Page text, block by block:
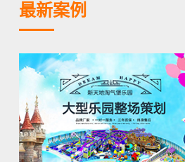
最新案例